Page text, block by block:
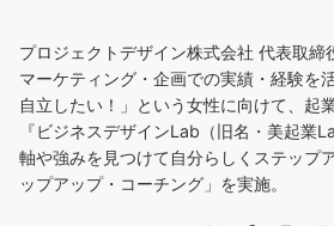
プロジェクトデザイン株式会社 代表取
マーケティング・企画での実績・経験を
自立したい！」という女性に向けて、起
『ビジネスデザインLab（旧名・美起業
軸や強みを見つけて自分らしくステップ
ップアップ・コーチング」を実施。